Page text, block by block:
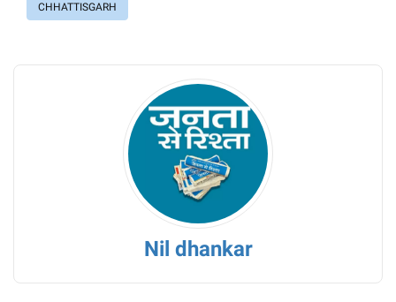
CHHATTISGARH
Nil dhankar